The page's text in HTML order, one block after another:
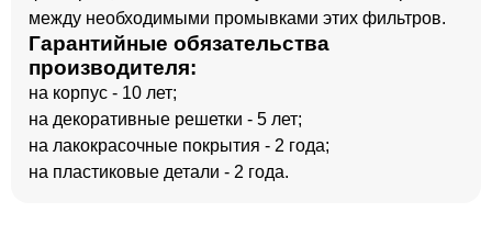
между необходимыми промывками этих фильтров.
Гарантийные обязательства
производителя:
на корпус - 10 лет;
на декоративные решетки - 5 лет;
на лакокрасочные покрытия - 2 года;
на пластиковые детали - 2 года.